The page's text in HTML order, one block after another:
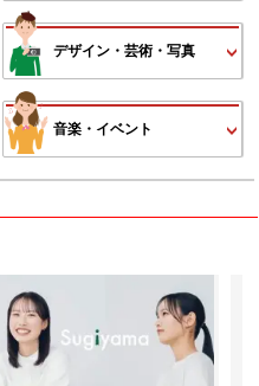
デザイン・芸術・写真
音楽・イベント